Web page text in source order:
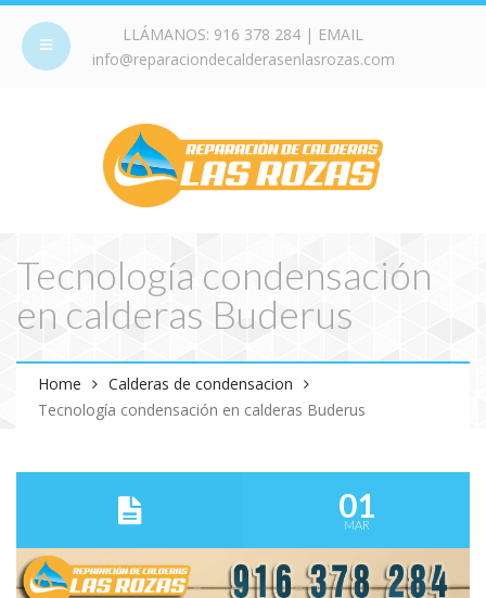
LLÁMANOS: 916 378 284 | EMAIL
info@reparaciondecalderasenlasrozas.com
Tecnología condensación
en calderas Buderus
Home
Calderas de condensacion
Tecnología condensación en calderas Buderus
01
MAR